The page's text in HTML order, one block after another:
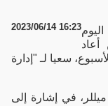
2023/06/14 16:23
أعاد
سعيا لـ "إدارة
في إشارة إلى